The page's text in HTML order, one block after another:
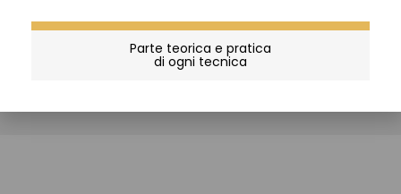
Parte teorica e pratica
di ogni tecnica